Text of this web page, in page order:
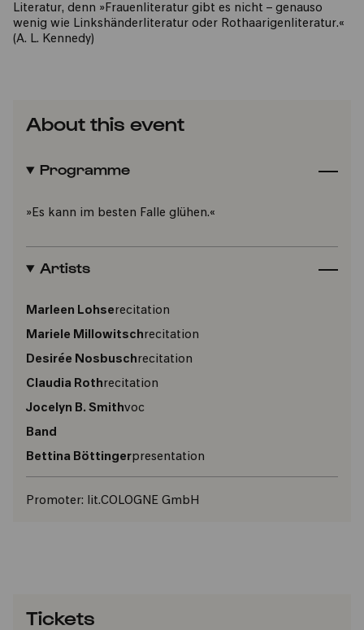
Literatur, denn »Frauenliteratur gibt es nicht – genauso
wenig wie Linkshänderliteratur oder Rothaarigenliteratur.«
(A. L. Kennedy)
About this event
Programme
»Es kann im besten Falle glühen.«
Artists
Marleen Lohserecitation
Mariele Millowitschrecitation
Desirée Nosbuschrecitation
Claudia Rothrecitation
Jocelyn B. Smithvoc
Band
Bettina Böttingerpresentation
Promoter: lit.COLOGNE GmbH
Tickets